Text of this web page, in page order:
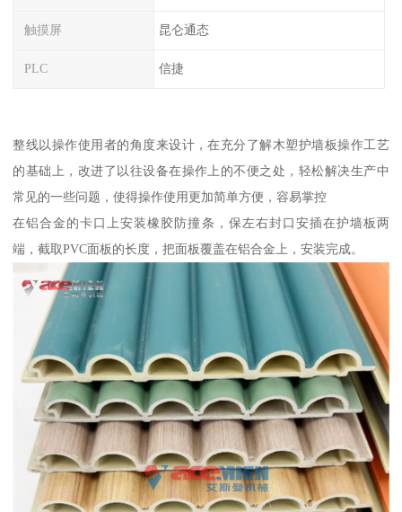
触摸屏 昆仑通态
PLC 信捷
整线以操作使用者的角度来设计，在充分了解木塑护墙板操作工艺
的基础上，改进了以往设备在操作上的不便之处，轻松解决生产中
常见的一些问题，使得操作使用更加简单方便，容易掌控
在铝合金的卡口上安装橡胶防撞条，保左右封口安插在护墙板两
端，截取PVC面板的长度，把面板覆盖在铝合金上，安装完成。